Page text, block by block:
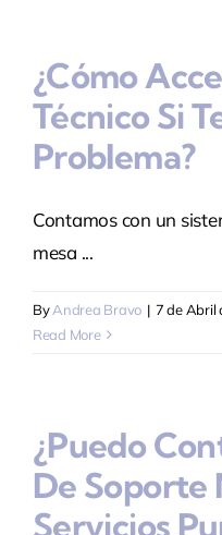
¿Cómo
Técnico Si
Problema?
Contamos con un
mesa ...
ByAndrea Bravo | 7 de Abril
Read More
¿Puedo
De Soporte
Servicios